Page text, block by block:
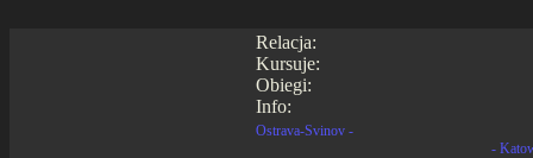
Relacja:
Kursuje:
Obiegi:
Info:
Ostrava-Svinov -
-